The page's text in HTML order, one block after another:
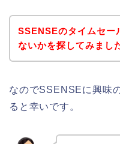
SSENSEのタイムセー
ないかを探してみまし
なのでSSENSEに興味
ると幸いです。